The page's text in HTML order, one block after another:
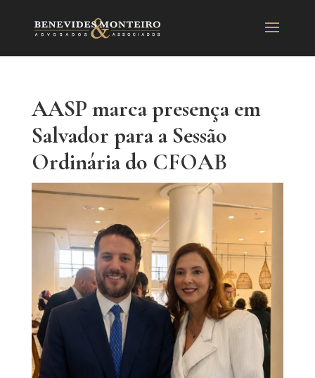
AASP marca presença em
Salvador para a Sessão
Ordinária do CFOAB